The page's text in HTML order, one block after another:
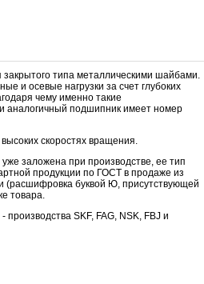
типа металлическими шайбами.
и осевые нагрузки за счет глубоких
чему именно такие
аналогичный подшипник имеет номер
скоростях вращения.
заложена при производстве, ее тип
продукции по ГОСТ в продаже из
(расшифровка буквой Ю, присутствующей
товара.
производства SKF, FAG, NSK, FBJ и